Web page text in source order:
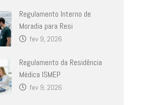
Regulamento Interno de
Moradia para Resi
fev 9, 2026
Regulamento da Residência
Médica ISMEP
fev 9, 2026